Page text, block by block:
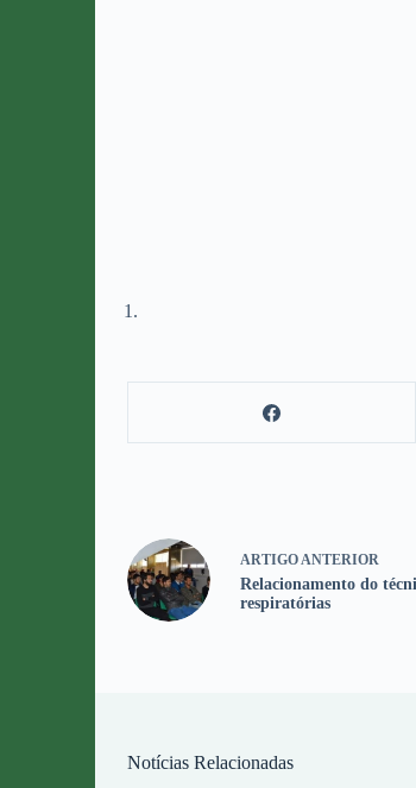
ARTIGO ANTERIOR
Relacionamento do
respiratórias
Notícias Relacionadas